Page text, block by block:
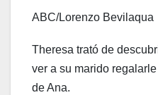
ABC/Lorenzo Bevilaqua
Theresa trató de
ver a su marido
de Ana.